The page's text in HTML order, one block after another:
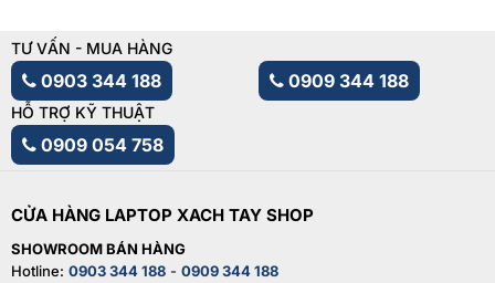
TƯ VẤN - MUA HÀNG
0903 344 188 0909 344 188
HỖ TRỢ KỸ THUẬT
0909 054 758
CỬA HÀNG LAPTOP XACH TAY SHOP
SHOWROOM BÁN HÀNG
Hotline: 0903 344 188 - 0909 344 188